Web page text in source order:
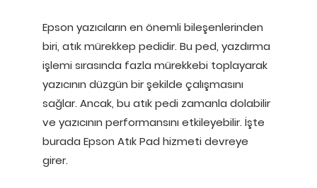
Epson yazıcıların en önemli bileşenlerinden
biri, atık mürekkep pedidir. Bu ped, yazdırma
işlemi sırasında fazla mürekkebi toplayarak
yazıcının düzgün bir şekilde çalışmasını
sağlar. Ancak, bu atık pedi zamanla dolabilir
ve yazıcının performansını etkileyebilir. İşte
burada Epson Atık Pad hizmeti devreye
girer.